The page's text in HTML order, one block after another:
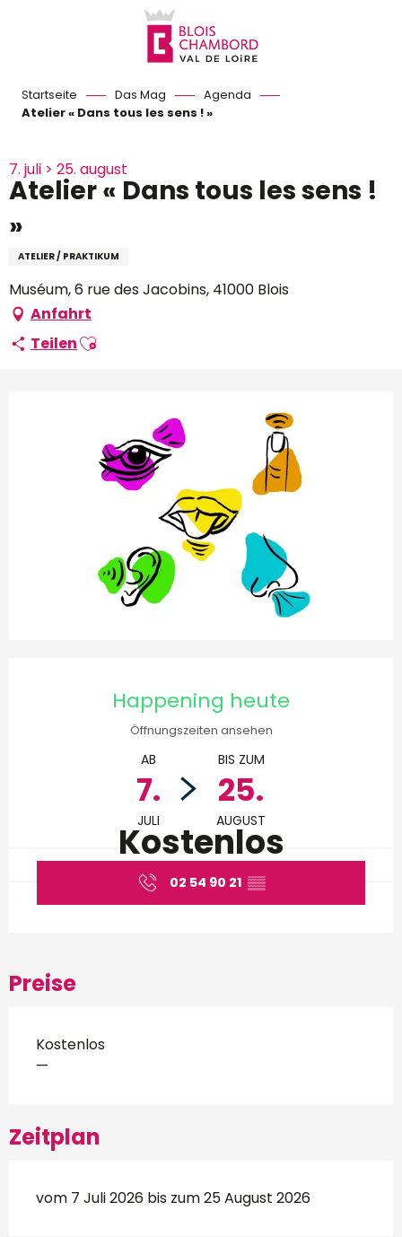
Startseite Das Mag
Agenda
Atelier « Dans tous les sens ! »
7. juli > 25. august
Atelier « Dans tous les sens !
»
ATELIER / PRAKTIKUM
Muséum, 6 rue des Jacobins, 41000 Blois
Anfahrt
TeilenAjouter aux favoris
Happening heute
Öffnungszeiten ansehen
AB
7.
JULI
BIS ZUM
25.
AUGUST
Kostenlos
02 54 90 21 ▒▒
Preise
Kostenlos
—
Zeitplan
vom 7 Juli 2026 bis zum 25 August 2026